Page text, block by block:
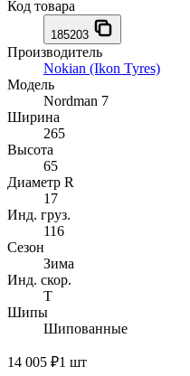
Код товара
185203
Производитель
Nokian (Ikon Tyres)
Модель
Nordman 7
Ширина
265
Высота
65
Диаметр R
17
Инд. груз.
116
Сезон
Зима
Инд. скор.
T
Шипы
Шипованные
14 005 ₽1 шт